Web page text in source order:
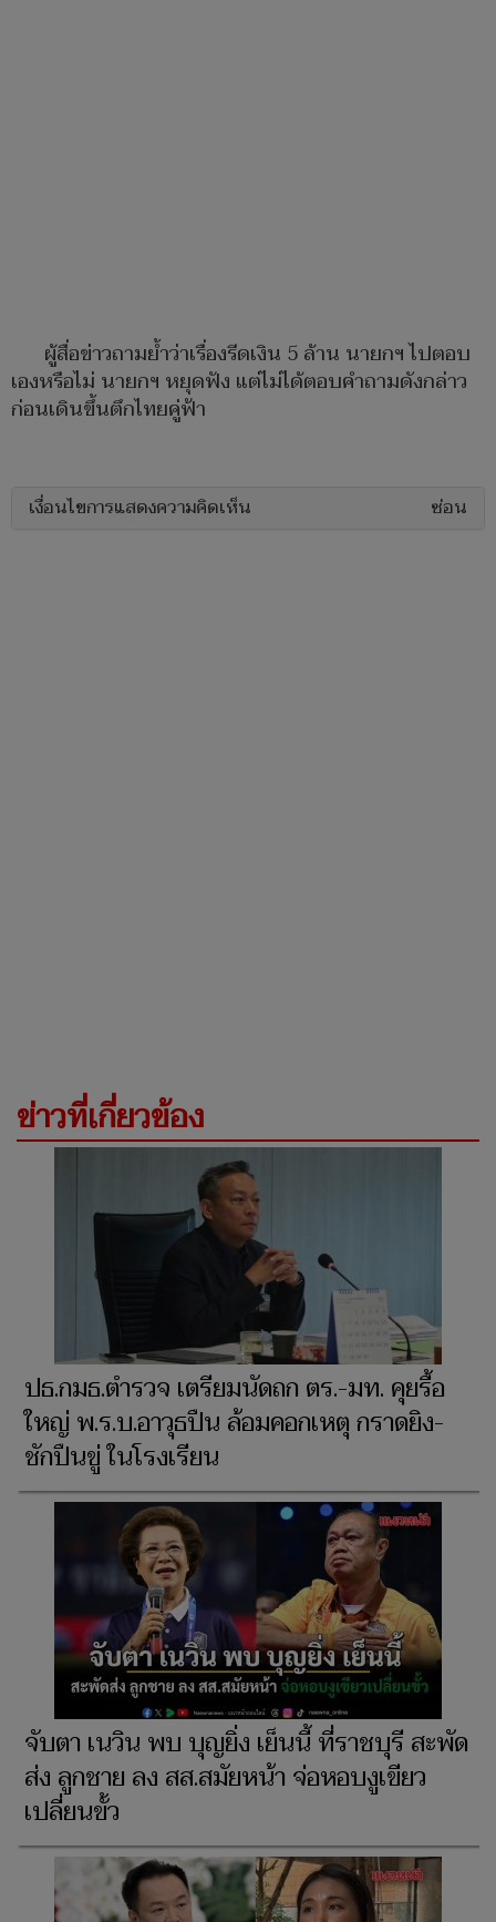
ผู้สื่อข่าวถามย้ำว่าเรื่องรีดเงิน 5 ล้าน นายกฯ ไปตอบ
เองหรือไม่ นายกฯ หยุดฟัง แต่ไม่ได้ตอบคำถามดังกล่าว
ก่อนเดินขึ้นตึกไทยคู่ฟ้า
เงื่อนไขการแสดงความคิดเห็น ซ่อน
ข่าวที่เกี่ยวข้อง
ปธ.กมธ.ตำรวจ เตรียมนัดถก ตร.-มท. คุยรื้อ
ใหญ่ พ.ร.บ.อาวุธปืน ล้อมคอกเหตุ กราดยิง-
ชักปืนขู่ ในโรงเรียน
จับตา เนวิน พบ บุญยิ่ง เย็นนี้ ที่ราชบุรี สะพัด
ส่ง ลูกชาย ลง สส.สมัยหน้า จ่อหอบงูเขียว
เปลี่ยนขั้ว